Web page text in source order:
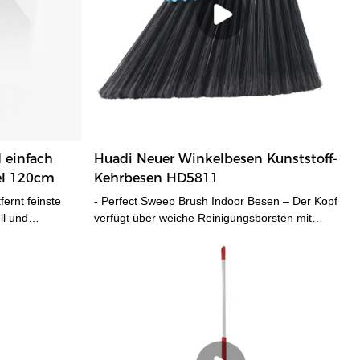
einfach
120cm
feinste
und
glatten
Metallgriff,
-
mit
Huadi Neuer Winkelbesen Kunststoff-
Kehrbesen HD5811
- Perfect Sweep Brush Indoor Besen – Der Kopf
verfügt über weiche Reinigungsborsten mit
anziehen. - Reinigt gründlich jede Ecke – Diese
Benutzer jeder Größe geeignet ist, über eine
stabile Schraubverbindung verfügt und einfach zu